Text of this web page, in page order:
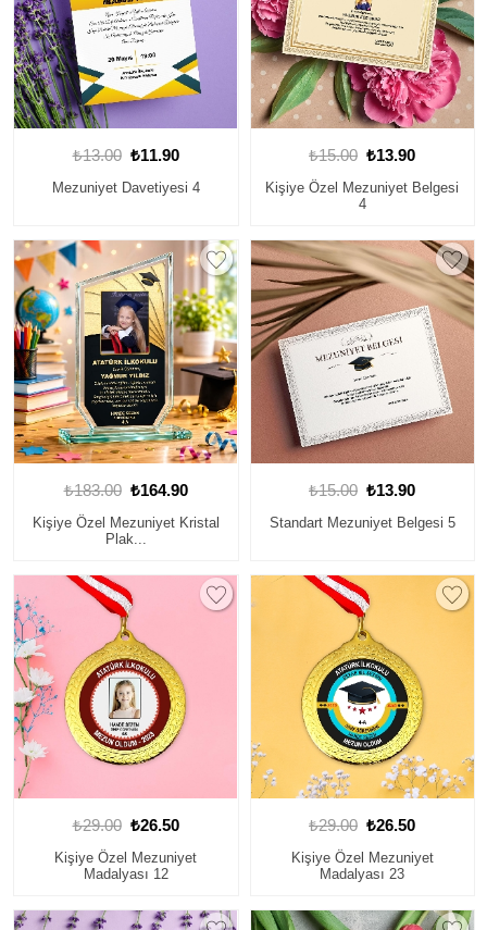
₺13.00 ₺11.90
Mezuniyet Davetiyesi 4
₺15.00 ₺13.90
Kişiye Özel Mezuniyet Belgesi
4
₺183.00 ₺164.90
Kişiye Özel Mezuniyet Kristal
Plak...
₺15.00 ₺13.90
Standart Mezuniyet Belgesi 5
₺29.00 ₺26.50
Kişiye Özel Mezuniyet
Madalyası 12
₺29.00 ₺26.50
Kişiye Özel Mezuniyet
Madalyası 23